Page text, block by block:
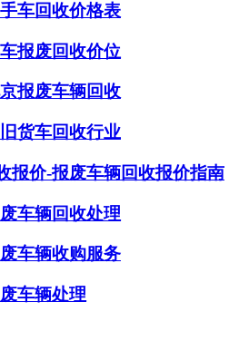
车回收价格表
报废回收价位
报废车辆回收
货车回收行业
报价-报废车辆回收报价指南
车辆回收处理
车辆收购服务
车辆处理